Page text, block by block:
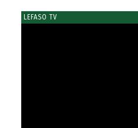
LEFASO TV